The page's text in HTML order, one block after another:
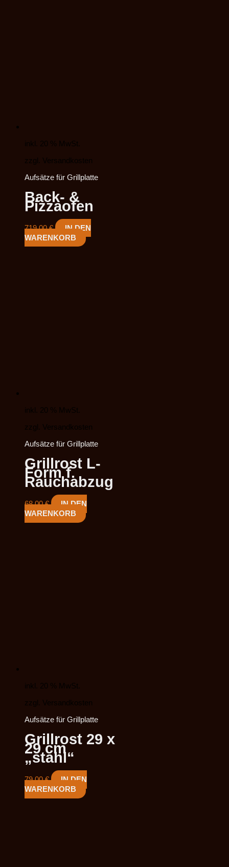
inkl. 20 % MwSt.
zzgl. Versandkosten
Aufsätze für Grillplatte
Back- &
Pizzaofen
719,00€
IN DEN
WARENKORB
inkl. 20 % MwSt.
zzgl. Versandkosten
Aufsätze für Grillplatte
Grillrost L-
Form f.
Rauchabzug
68,00€
IN DEN
WARENKORB
inkl. 20 % MwSt.
zzgl. Versandkosten
Aufsätze für Grillplatte
Grillrost 29 x
29 cm
„stahl“
79,00€
IN DEN
WARENKORB